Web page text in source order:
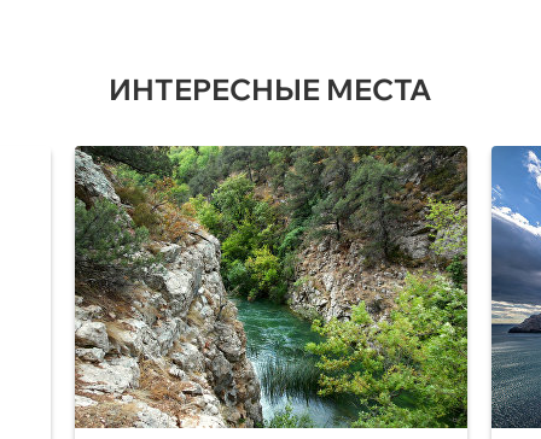
ИНТЕРЕСНЫЕ МЕСТА